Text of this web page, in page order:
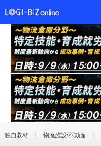
独自取材 物流施設/不動産